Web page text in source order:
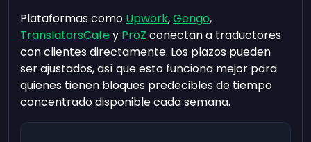
Plataformas como Upwork,Gengo,
TranslatorsCafe y ProZ conectan a traductores
con clientes directamente. Los plazos pueden
ser ajustados, así que esto funciona mejor para
quienes tienen bloques predecibles de tiempo
concentrado disponible cada semana.